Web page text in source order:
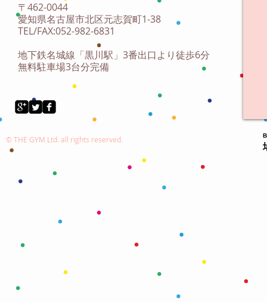
〒462-0044
愛知県名古屋市北区元志賀町1-38
TEL/FAX:052-982-6831
地下鉄名城線「黒川駅」3番出口より徒歩6分
無料駐車場3台分完備
© THE GYM Ltd. all rights reserved.